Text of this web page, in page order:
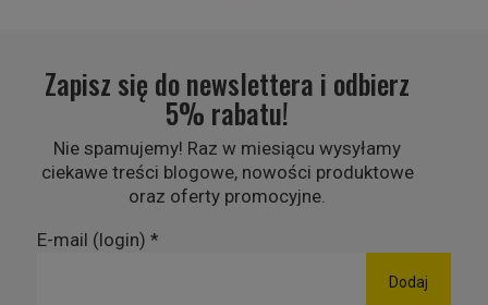
Zapisz się do newslettera i odbierz
5% rabatu!
Nie spamujemy! Raz w miesiącu wysyłamy
ciekawe treści blogowe, nowości produktowe
oraz oferty promocyjne.
E-mail (login) *